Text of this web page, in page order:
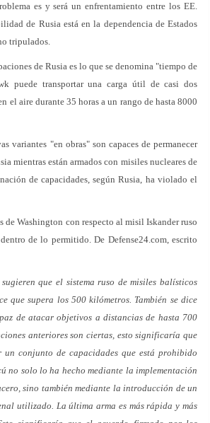
es y será un enfrentamiento entre los EE.
de Rusia está en la dependencia de Estados
tripulados.
de Rusia es lo que se denomina "tiempo de
puede transportar una carga útil de casi dos
el aire durante 35 horas a un rango de hasta 8000
variantes "en obras" son capaces de permanecer
mientras están armados con misiles nucleares de
de capacidades, según Rusia, ha violado el
de Washington con respecto al misil Iskander ruso
de lo permitido. De Defense24.com, escrito
que el sistema ruso de misiles balísticos
que supera los 500 kilómetros. También se dice
de atacar objetivos a distancias de hasta 700
anteriores son ciertas, esto significaría que
un conjunto de capacidades que está prohibido
no solo lo ha hecho mediante la implementación
sino también mediante la introducción de un
utilizado. La última arma es más rápida y más